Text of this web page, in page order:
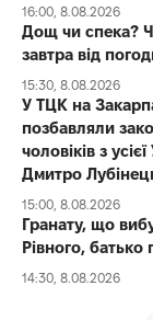
16:00, 8.08.2026
Дощ чи спека?
завтра від
15:30, 8.08.2026
У ТЦК на
позбавляли
чоловіків з
Дмитро
15:00, 8.08.2026
Гранату, що
Рівного, батько
14:30, 8.08.2026